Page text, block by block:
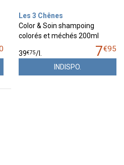
Les 3 Chênes
Color & Soin shampoing
colorés et méchés 200ml
7€95
39€75/
INDISPO.